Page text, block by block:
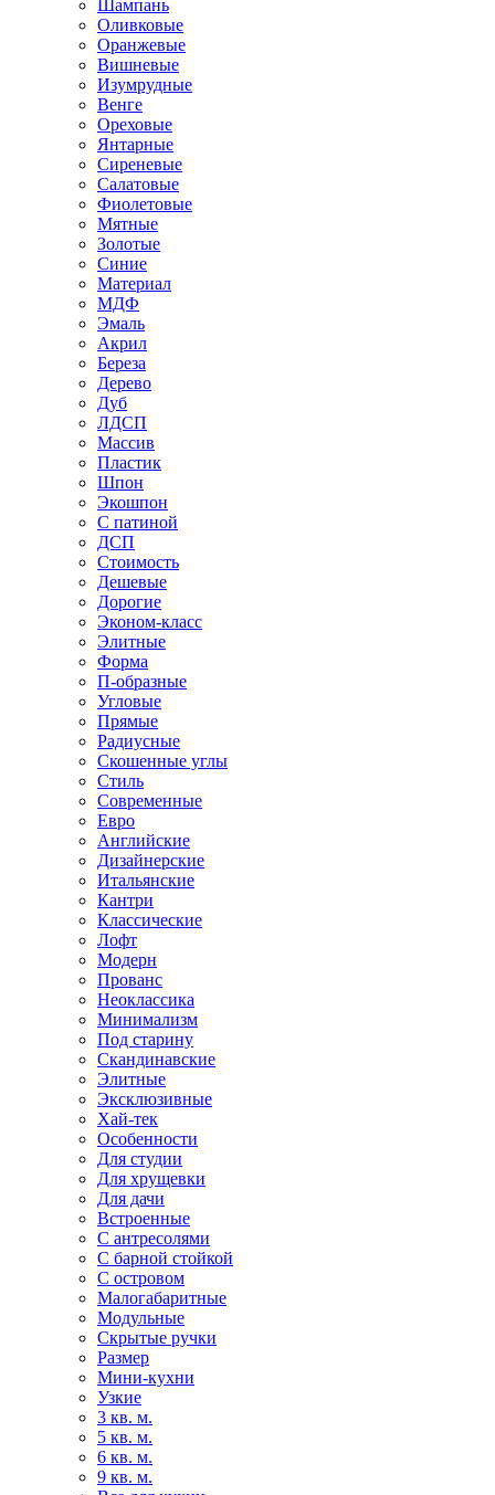
Шампань
Оливковые
Оранжевые
Вишневые
Изумрудные
Венге
Ореховые
Янтарные
Сиреневые
Салатовые
Фиолетовые
Мятные
Золотые
Синие
Материал
МДФ
Эмаль
Акрил
Береза
Дерево
Дуб
ЛДСП
Массив
Пластик
Шпон
Экошпон
С патиной
ДСП
Стоимость
Дешевые
Дорогие
Эконом-класс
Элитные
Форма
П-образные
Угловые
Прямые
Радиусные
Скошенные углы
Стиль
Современные
Евро
Английские
Дизайнерские
Итальянские
Кантри
Классические
Лофт
Модерн
Прованс
Неоклассика
Минимализм
Под старину
Скандинавские
Элитные
Эксклюзивные
Хай-тек
Особенности
Для студии
Для хрущевки
Для дачи
Встроенные
С антресолями
С барной стойкой
С островом
Малогабаритные
Модульные
Скрытые ручки
Размер
Мини-кухни
Узкие
3 кв. м.
5 кв. м.
6 кв. м.
9 кв. м.